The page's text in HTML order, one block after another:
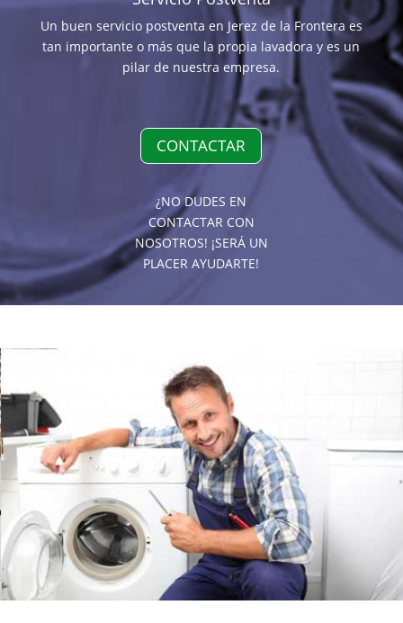
Un buen servicio postventa en Jerez de la Frontera es
tan importante o más que la propia lavadora y es un
pilar de nuestra empresa.
CONTACTAR
¿NO DUDES EN
CONTACTAR CON
NOSOTROS! ¡SERÁ UN
PLACER AYUDARTE!